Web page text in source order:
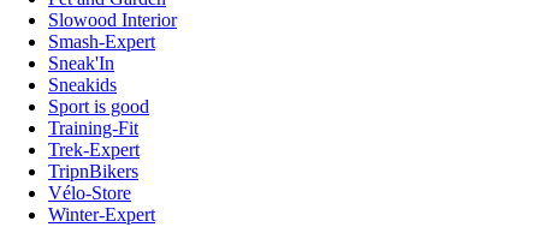
Slowood Interior
Smash-Expert
Sneak'In
Sneakids
Sport is good
Training-Fit
Trek-Expert
TripnBikers
Vélo-Store
Winter-Expert